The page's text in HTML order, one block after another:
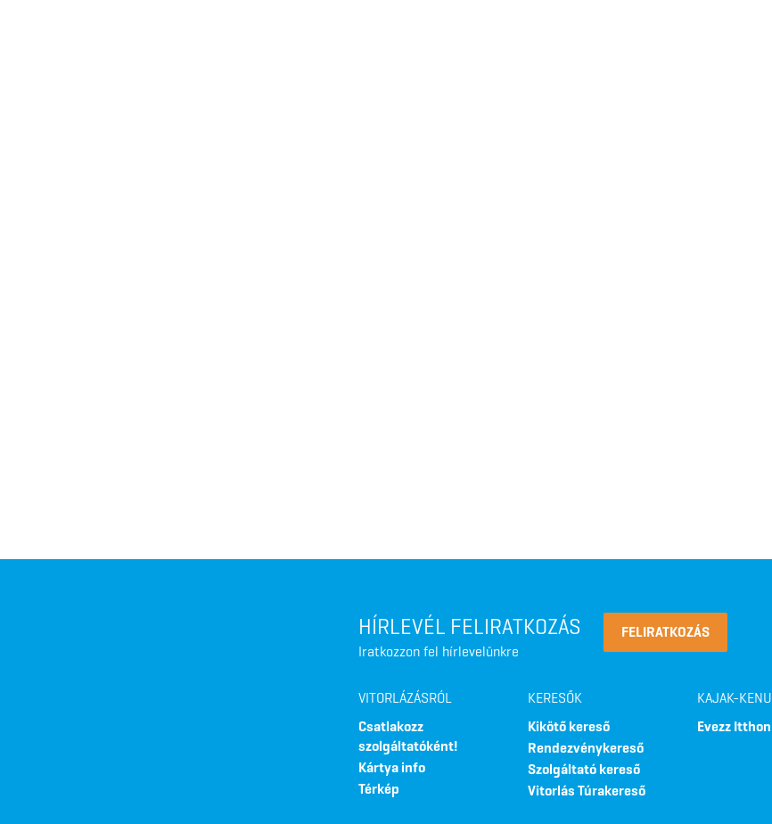
HÍRLEVÉL FELIRATKOZÁS
Iratkozzon fel hírlevelünkre
FELIRATKOZÁS
VITORLÁZÁSRÓL
Csatlakozz
szolgáltatóként!
Kártya info
Térkép
KERESŐK
Kikötő kereső
Rendezvénykereső
Szolgáltató kereső
Vitorlás Túrakereső
KAJAK-KENU
Evezz Itthon